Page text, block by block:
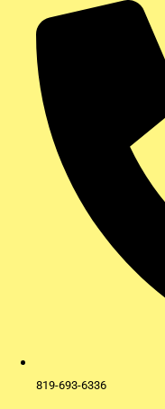
contenu
819-693-6336